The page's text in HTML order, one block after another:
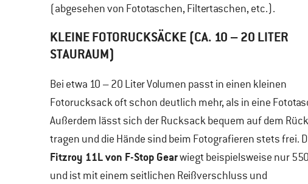
(abgesehen von Fototaschen, Filtertaschen, etc.).
KLEINE FOTORUCKSÄCKE (CA. 10 – 20 LITER
STAURAUM)
Bei etwa 10 – 20 Liter Volumen passt in einen kleinen
Fotorucksack oft schon deutlich mehr, als in eine
Außerdem lässt sich der Rucksack bequem auf dem
tragen und die Hände sind beim Fotografieren stets frei.
Fitzroy 11L von F-Stop Gearwiegt beispielsweise nur
und ist mit einem seitlichen Reißverschluss und